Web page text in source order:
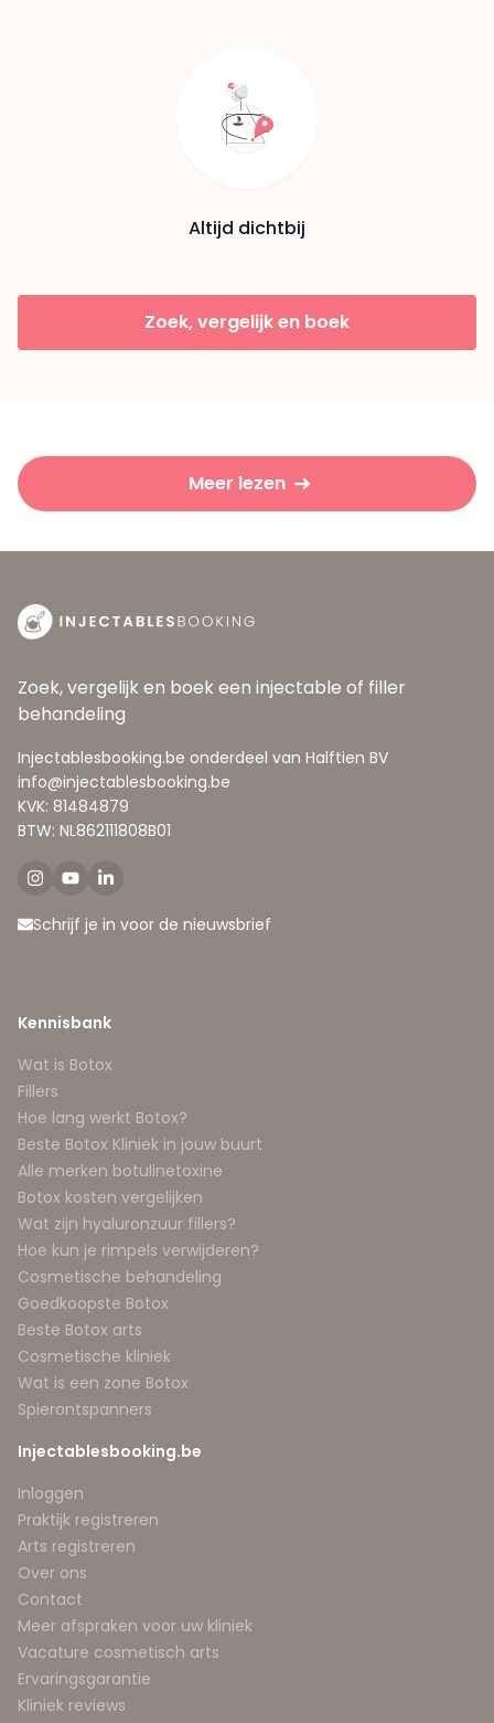
Altijd dichtbij
Zoek, vergelijk en boek
Meer lezen
Zoek, vergelijk en boek een injectable of filler
behandeling
Injectablesbooking.be onderdeel van Halftien BV
info@injectablesbooking.be
KVK: 81484879
BTW: NL862111808B01
Schrijf je in voor de nieuwsbrief
Kennisbank
Wat is Botox
Fillers
Hoe lang werkt Botox?
Beste Botox Kliniek in jouw buurt
Alle merken botulinetoxine
Botox kosten vergelijken
Wat zijn hyaluronzuur fillers?
Hoe kun je rimpels verwijderen?
Cosmetische behandeling
Goedkoopste Botox
Beste Botox arts
Cosmetische kliniek
Wat is een zone Botox
Spierontspanners
Injectablesbooking.be
Inloggen
Praktijk registreren
Arts registreren
Over ons
Contact
Meer afspraken voor uw kliniek
Vacature cosmetisch arts
Ervaringsgarantie
Kliniek reviews